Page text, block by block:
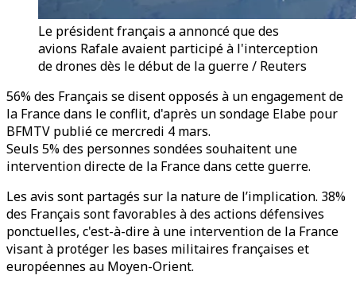
Le président français a annoncé que des
avions Rafale avaient participé à l'interception
de drones dès le début de la guerre / Reuters
56% des Français se disent opposés à un engagement de
la France dans le conflit, d'après un sondage Elabe pour
BFMTV publié ce mercredi 4 mars.
Seuls 5% des personnes sondées souhaitent une
intervention directe de la France dans cette guerre.
Les avis sont partagés sur la nature de l’implication. 38%
des Français sont favorables à des actions défensives
ponctuelles, c'est-à-dire à une intervention de la France
visant à protéger les bases militaires françaises et
européennes au Moyen-Orient.